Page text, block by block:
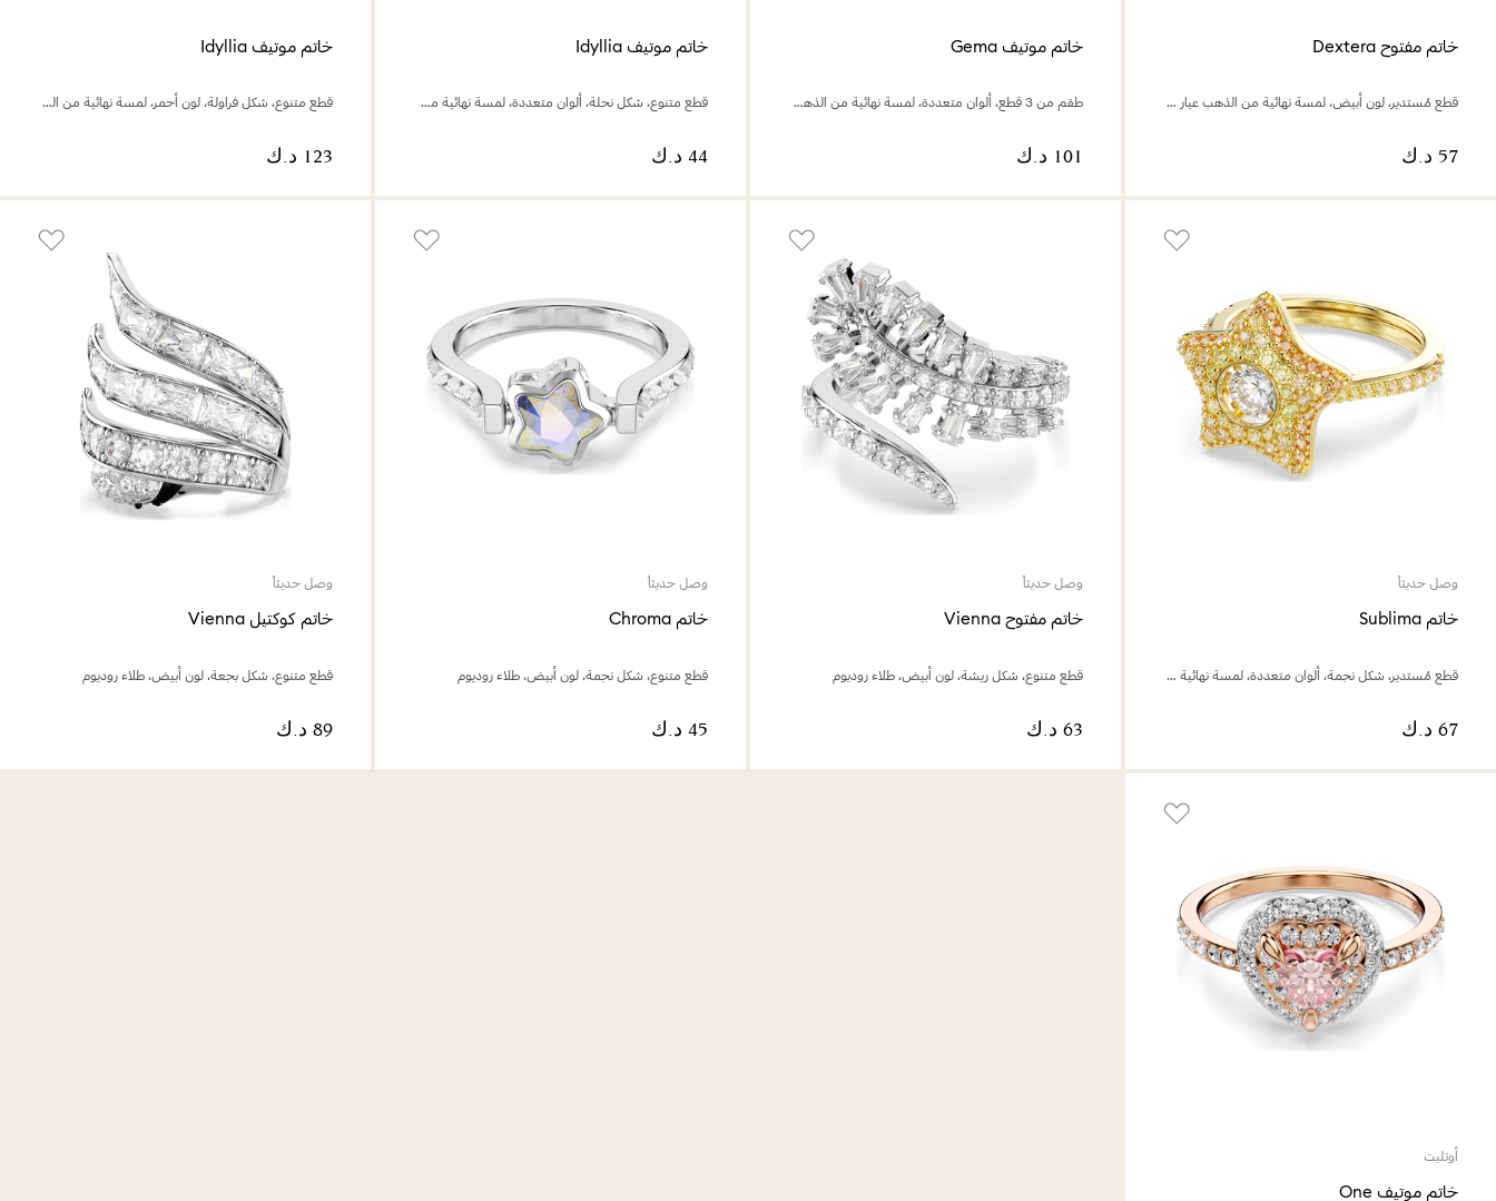
خاتم مفتوح Dextera
قطع مُستدير، لون أبيض، لمسة نهائية من الذهب عيار 18 قيراط
خاتم موتيف Gema
طقم من 3 قطع، ألوان متعددة، لمسة نهائية من الذهب عيار 18 قيراط
خاتم موتيف Idyllia
قطع متنوع، شكل نحلة، ألوان متعددة، لمسة نهائية من الذهب عيار 18 قيراط
خاتم موتيف Idyllia
قطع متنوع، شكل فراولة، لون أحمر، لمسة نهائية من الذهب عيار 18 قيراط
وصل حديثاً
خاتم Sublima
قطع مُستدير، شكل نجمة، ألوان متعددة، لمسة نهائية من الذهب عيار 18 قيراط
وصل حديثاً
خاتم مفتوح Vienna
قطع متنوع، شكل ريشة، لون أبيض، طلاء روديوم
وصل حديثاً
خاتم Chroma
قطع متنوع، شكل نجمة، لون أبيض، طلاء روديوم
وصل حديثاً
خاتم كوكتيل Vienna
قطع متنوع، شكل بجعة، لون أبيض، طلاء روديوم
أوتليت
خاتم موتيف One